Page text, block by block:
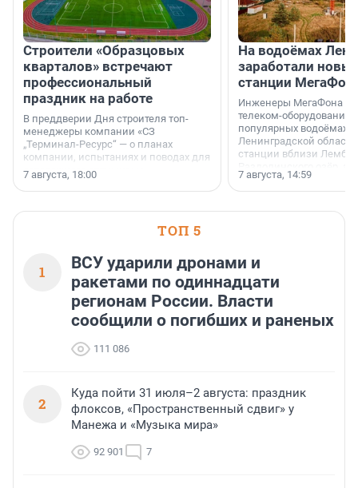
Строители «Образцовых
кварталов» встречают
профессиональный
праздник на работе
В преддверии Дня строителя топ-
менеджеры компании «СЗ
„Терминал-Ресурс“ — о планах
компании, испытаниях и поводах для
осторожного оптимизма.
7 августа, 18:00
На водоёмах
заработали
станции
Инженеры МегаФона
телеком-оборудование
популярных водоёмах
Ленинградской
станции вблизи
недалеко от Большого
водопада.
7 августа, 14:59
ТОП 5
1
ВСУ ударили дронами и
ракетами по одиннадцати
регионам России. Власти
сообщили о погибших и раненых
111 086
2
Куда пойти 31 июля–2 августа: праздник
флоксов, «Пространственный сдвиг» у
Манежа и «Музыка мира»
92 901 7